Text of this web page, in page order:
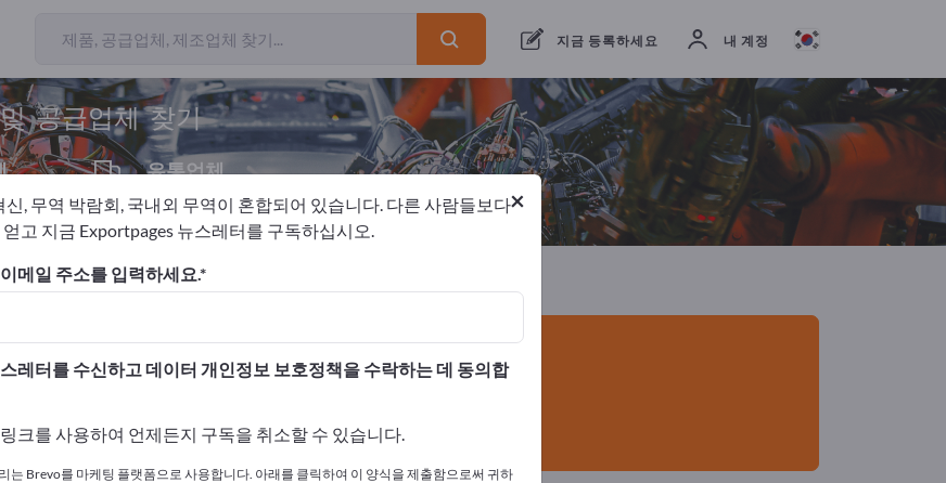
지금 등록하세요 내 계정
공급업체 찾기
유통업체
1
개의 수출 업체 제조업체1 유통업체
공기볼트체결기
요!
시작하세요
을 게시하세요.
서 게시하기
×
신, 무역 박람회, 국내외 무역이 혼합되어 있습니다. 다른 사람들보다
고 지금 Exportpages 뉴스레터를 구독하십시오.
메일 주소를 입력하세요.
레터를 수신하고 데이터 개인정보 보호정책을 수락하는 데 동의합
크를 사용하여 언제든지 구독을 취소할 수 있습니다.
는 Brevo를 마케팅 플랫폼으로 사용합니다. 아래를 클릭하여 이 양식을 제출함으로써 귀하